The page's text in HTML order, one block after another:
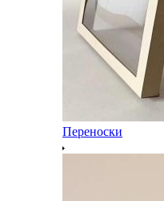
Переноски